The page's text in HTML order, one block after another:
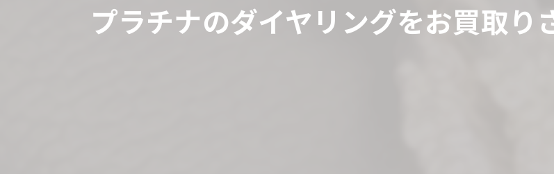
プラチナのダイヤリングをお買取り